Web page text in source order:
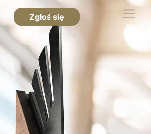
Zgłoś się